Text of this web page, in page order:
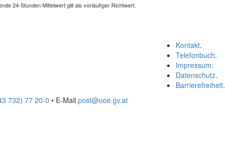
24-Stunden Mittelwert gilt als vorläufiger Richtwert.
Kontakt.
Telefonbuch.
Impressum.
Datenschutz.
Barrierefreiheit.
732) 77 20-0 • E-Mail post@ooe.gv.at